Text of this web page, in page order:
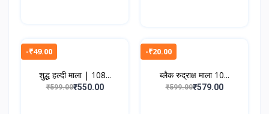
-₹49.00
शुद्ध हल्दी माला | 108...
₹599.00₹550.00
-₹20.00
ब्लैक रुद्राक्ष माला 10...
₹599.00₹579.00